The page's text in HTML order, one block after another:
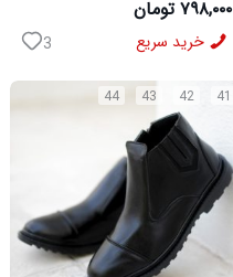
۷۹۸,۰۰۰ تومان
خرید سریع 3
41
42
43
44